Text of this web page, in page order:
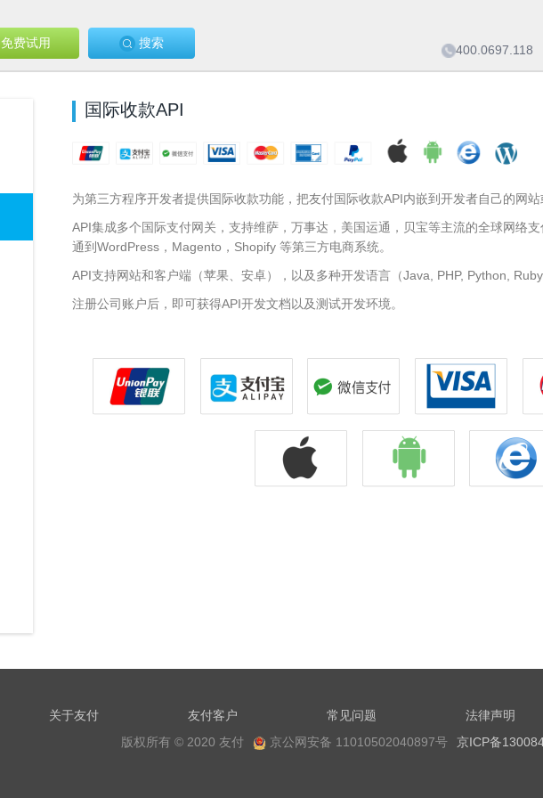
免费试用 搜索 400.0697.118
国际收款API
为第三方程序开发者提供国际收款功能，把友付国际收款API内嵌到开发者自己的网站
API集成多个国际支付网关，支持维萨，万事达，美国运通，贝宝等主流的全球网络
通到WordPress，Magento，Shopify 等第三方电商系统。
API支持网站和客户端（苹果、安卓），以及多种开发语言（Java, PHP, Python,
注册公司账户后，即可获得API开发文档以及测试开发环境。
关于友付 友付客户 常见问题 法律声明
版权所有 © 2020 友付
京公网安备 11010502040897号 京ICP备